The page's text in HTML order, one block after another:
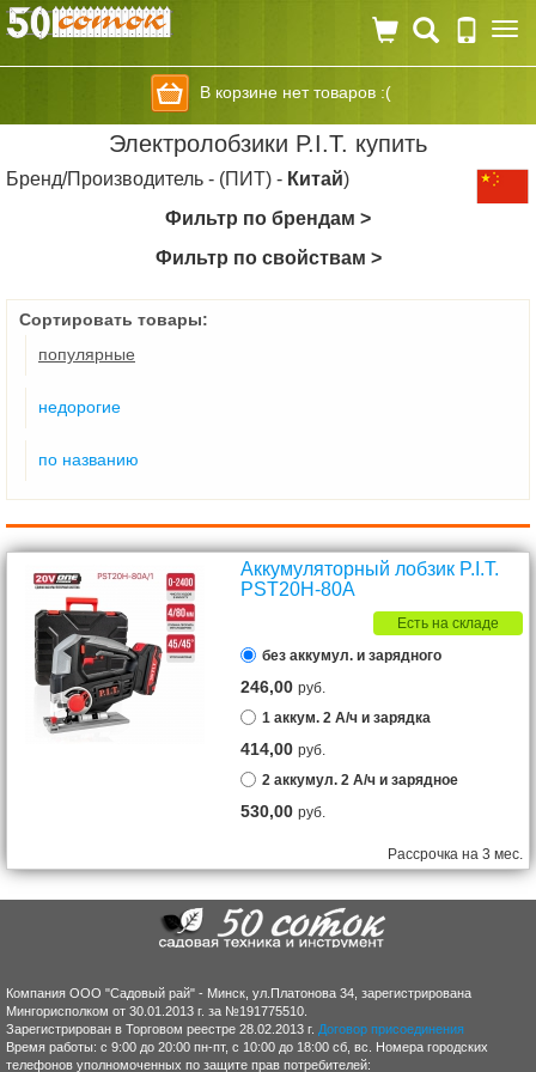
В корзине нет товаров :(
Электролобзики P.I.T. купить
Бренд/Производитель - (ПИТ) - Китай)
Фильтр по брендам >
Фильтр по свойствам >
Сортировать товары:
популярные
недорогие
по названию
Аккумуляторный лобзик P.I.T.
PST20H-80A
Есть на складе
без аккумул. и зарядного
246,00руб.
1 аккум. 2 А/ч и зарядка
414,00руб.
2 аккумул. 2 А/ч и зарядное
530,00руб.
Рассрочка на 3 мес.
Компания ООО "Садовый рай" - Минск, ул.Платонова 34, зарегистрирована
Мингорисполком от 30.01.2013 г. за №191775510.
Зарегистрирован в Торговом реестре 28.02.2013 г. Договор присоединения
Время работы: с 9:00 до 20:00 пн-пт, с 10:00 до 18:00 сб, вс. Номера городских
телефонов уполномоченных по защите прав потребителей: